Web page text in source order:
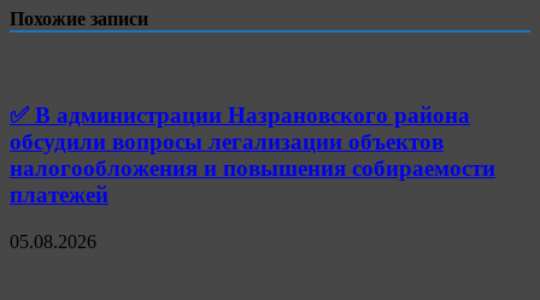
Похожие записи
✅ В администрации Назрановского района
обсудили вопросы легализации объектов
налогообложения и повышения собираемости
платежей
05.08.2026